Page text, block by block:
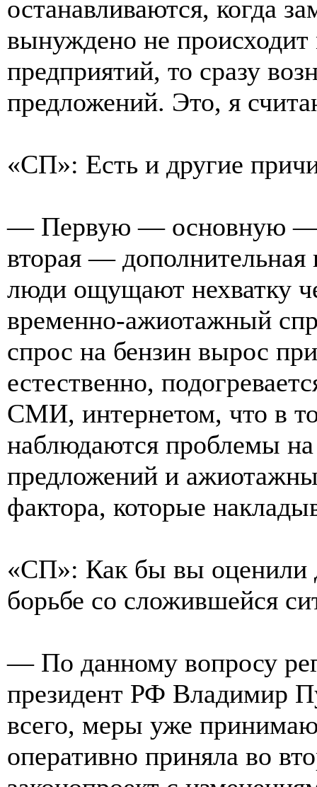
останавливаются, когда
вынуждено не происходит
предприятий, то сразу
предложений. Это, я
«СП»: Есть и другие
— Первую — основную —
вторая — дополнительная
люди ощущают нехватку
временно-ажиотажный
спрос на бензин вырос
естественно,
СМИ, интернетом, что в
наблюдаются проблемы
предложений и
фактора, которые
«СП»: Как бы вы оценили
борьбе со сложившейся
— По данному вопросу
президент РФ Владимир
всего, меры уже
оперативно приняла во